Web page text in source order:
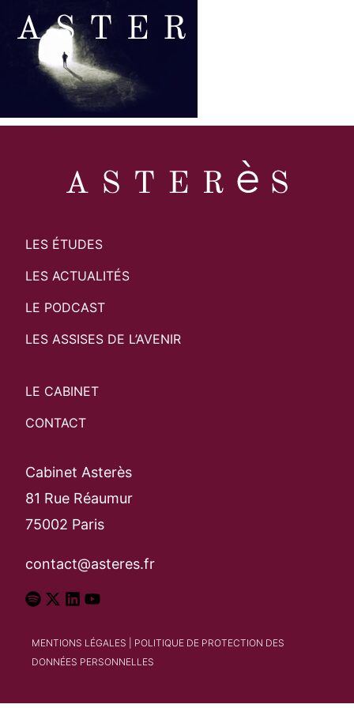
LES ÉTUDES
LES ACTUALITÉS
LE PODCAST
LES ASSISES DE L’AVENIR
LE CABINET
CONTACT
Cabinet Asterès
81 Rue Réaumur
75002 Paris
contact@asteres.fr
MENTIONS LÉGALES
POLITIQUE DE PROTECTION DES
DONNÉES PERSONNELLES
Search